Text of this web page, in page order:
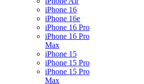
iPhone 16
iPhone 16e
iPhone 16 Pro
iPhone 16 Pro
Max
iPhone 15
iPhone 15 Pro
iPhone 15 Pro
Max